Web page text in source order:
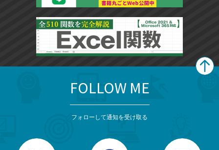
FOLLOW ME
フォローして通知を受け取る